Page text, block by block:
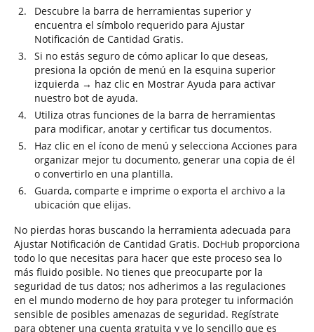
Descubre la barra de herramientas superior y
encuentra el símbolo requerido para Ajustar
Notificación de Cantidad Gratis.
Si no estás seguro de cómo aplicar lo que deseas,
presiona la opción de menú en la esquina superior
izquierda → haz clic en Mostrar Ayuda para activar
nuestro bot de ayuda.
Utiliza otras funciones de la barra de herramientas
para modificar, anotar y certificar tus documentos.
Haz clic en el ícono de menú y selecciona Acciones para
organizar mejor tu documento, generar una copia de él
o convertirlo en una plantilla.
Guarda, comparte e imprime o exporta el archivo a la
ubicación que elijas.
No pierdas horas buscando la herramienta adecuada para
Ajustar Notificación de Cantidad Gratis. DocHub proporciona
todo lo que necesitas para hacer que este proceso sea lo
más fluido posible. No tienes que preocuparte por la
seguridad de tus datos; nos adherimos a las regulaciones
en el mundo moderno de hoy para proteger tu información
sensible de posibles amenazas de seguridad. Regístrate
para obtener una cuenta gratuita y ve lo sencillo que es